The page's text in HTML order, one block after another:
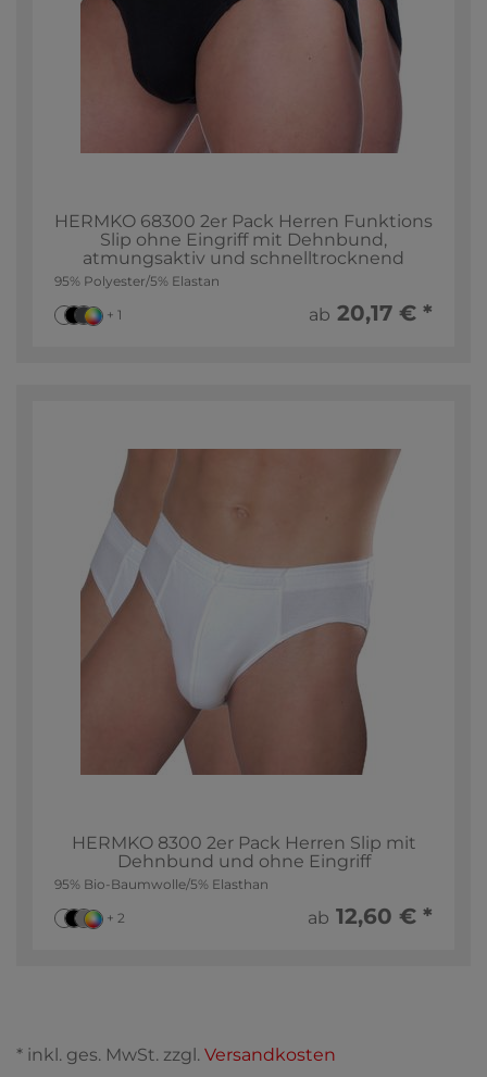
HERMKO 68300 2er Pack Herren Funktions
Slip ohne Eingriff mit Dehnbund,
atmungsaktiv und schnelltrocknend
95% Polyester/5% Elastan
+ 1 ab 20,17 € *
HERMKO 8300 2er Pack Herren Slip mit
Dehnbund und ohne Eingriff
95% Bio-Baumwolle/5% Elasthan
+ 2 ab 12,60 € *
* inkl. ges. MwSt. zzgl. Versandkosten